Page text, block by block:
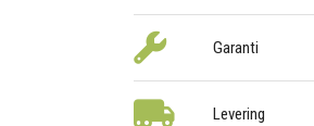
Garanti
Levering